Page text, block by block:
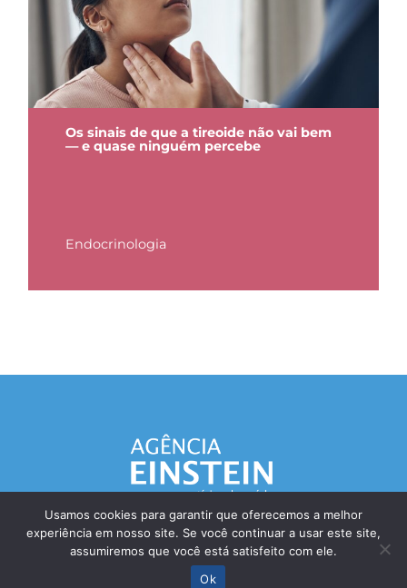
Os sinais de que a tireoide não vai bem
— e quase ninguém percebe
Endocrinologia
Responsável Técnico: Dr. Eliezer Silva - CRM: 85148-SP
© Einstein Hospital Israelita 2025 - Todos os direitos reservados
Usamos cookies para garantir que oferecemos a melhor
experiência em nosso site. Se você continuar a usar este site,
assumiremos que você está satisfeito com ele.
Ok